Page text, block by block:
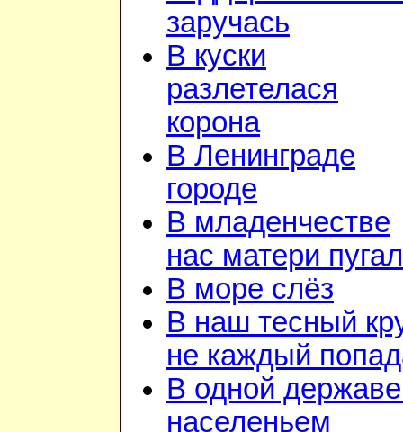
заручась
В куски
разлетелася
корона
В Ленинграде
городе
В младенчестве
нас матери
В море слёз
В наш тесный
не каждый
В одной
населеньем